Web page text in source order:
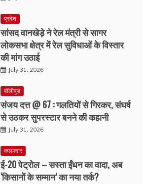
प्रदेश
सांसद वानखेड़े ने रेल मंत्री से सागर
लोकसभा क्षेत्र में रेल सुविधाओं के विस्तार
की मांग उठाई
July 31, 2026
बॉलीवुड
संजय दत्त @ 67 : गलतियों से गिरकर, संघर्ष
से उठकर सुपरस्टार बनने की कहानी
July 31, 2026
कलमदार
ई-20 पेट्रोल – सस्ता ईंधन का वादा, अब
‘किसानों के सम्मान’ का नया तर्क?